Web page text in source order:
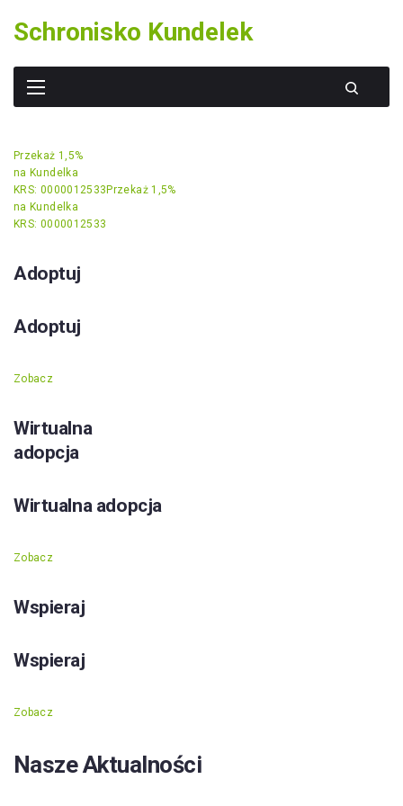
content
Schronisko Kundelek
Przekaż 1,5%
na Kundelka
KRS: 0000012533 Przekaż 1,5%
na Kundelka
KRS: 0000012533
Adoptuj
Adoptuj
Zobacz
Wirtualna
adopcja
Wirtualna adopcja
Zobacz
Wspieraj
Wspieraj
Zobacz
Nasze Aktualności